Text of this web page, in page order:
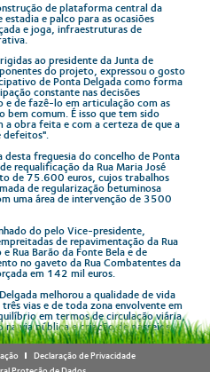
de plataforma central da
e palco para as ocasiões
e joga, infraestruturas de
ao presidente da Junta de
do projeto, expressou o gosto
de Ponta Delgada como forma
constante nas decisões
e de fazê-lo em articulação com as
bem comum. É isso que tem sido
obra feita e com a certeza de que a
defeitos".
desta freguesia do concelho de Ponta
requalificação da Rua Maria José
de 75.600 euros, cujos trabalhos
de regularização betuminosa
uma área de intervenção de 3500
do pelo Vice-presidente,
de repavimentação da Rua
Rua Barão da Fonte Bela e de
no gaveto da Rua Combatentes da
em 142 mil euros.
melhorou a qualidade de vida
vias e de toda zona envolvente em
em termos de circulação viária,
via pública e criação de passeios
condições de utilização por parte
condicionada.
Baixo outro projeto fruto de uma ideia
Declaração de Privacidade